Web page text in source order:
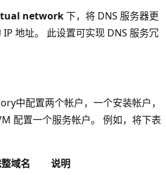
network下，将 DNS 服务器更
地址。 此设置可实现 DNS 服务冗
中配置两个帐户，一个安装帐户，
配置一个服务帐户。 例如，将下表
域名
说明